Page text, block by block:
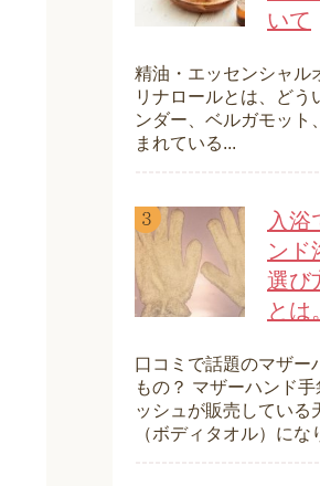
いて
精油・エッセンシャル
リナロールとは、ど
ンダー、ベルガモット
まれている...
入浴
ンド
選び
とは。
口コミで話題のマザー
もの？ マザーハンド
ッシュが販売している
（ボディタオル）にな